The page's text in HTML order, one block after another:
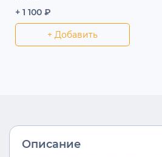
+ 1 100 ₽
+ Добавить
Описание